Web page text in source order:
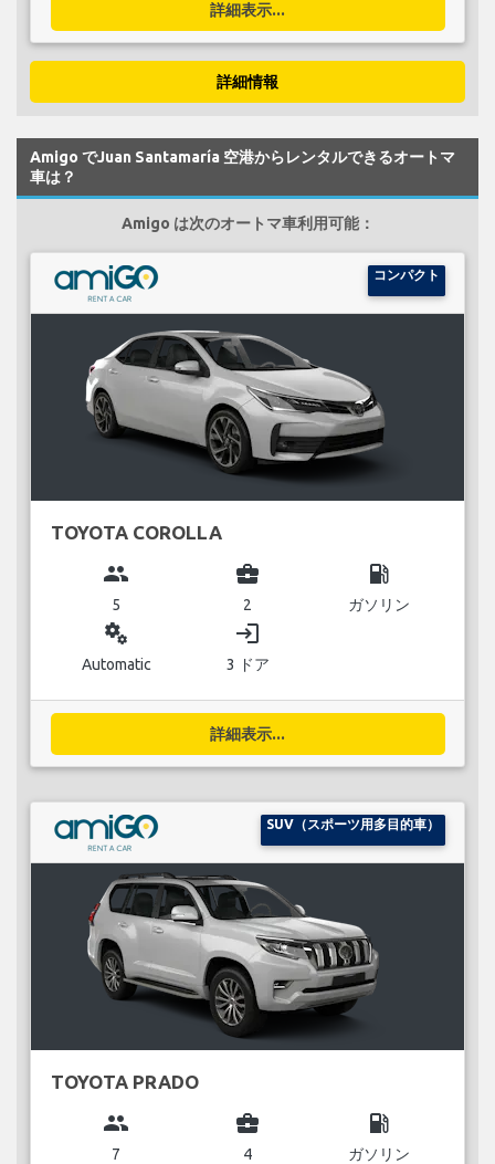
詳細表示...
詳細情報
Amigo でJuan Santamaría 空港からレンタルできるオートマ
車は？
Amigo は次のオートマ車利用可能：
コンパクト
TOYOTA COROLLA
group
5
business_center
2
local_gas_station
ガソリン
miscellaneous_services
Automatic
login
3 ドア
詳細表示...
SUV（スポーツ用多目的車）
TOYOTA PRADO
group
7
business_center
4
local_gas_station
ガソリン